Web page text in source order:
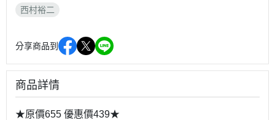
西村裕二
分享商品到
商品詳情
★原價655 優惠價439★